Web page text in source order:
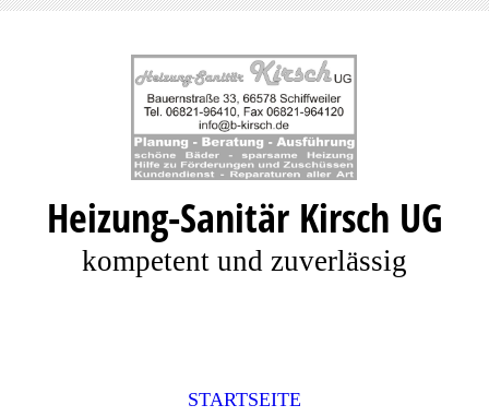
Heizung-Sanitär Kirsch UG
kompetent und zuverlässig
STARTSEITE